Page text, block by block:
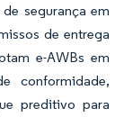
segurança em
de entrega
e-AWBs em
conformidade,
preditivo para